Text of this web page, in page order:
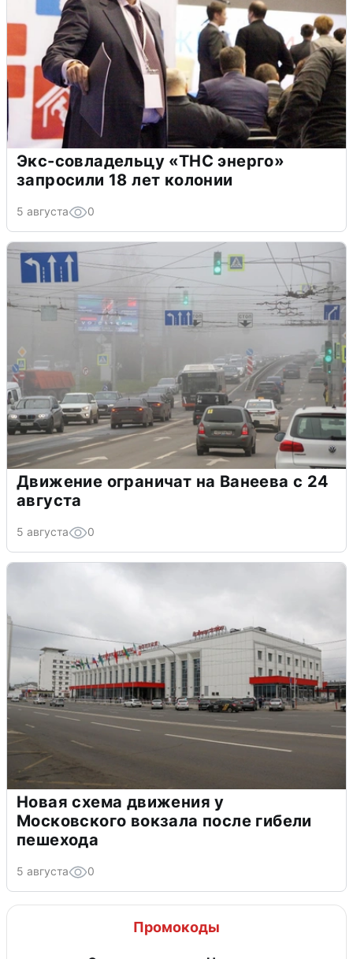
Экс-совладельцу «ТНС энерго»
запросили 18 лет колонии
5 августа 0
Движение ограничат на Ванеева с 24
августа
5 августа 0
Новая схема движения у
Московского вокзала после гибели
пешехода
5 августа 0
Промокоды